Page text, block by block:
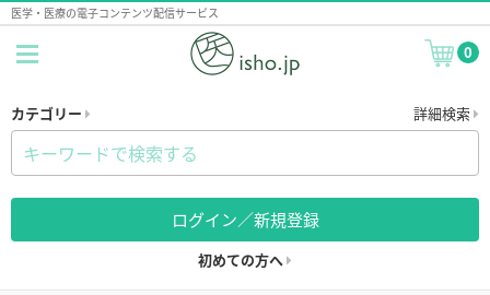
医学・医療の電子コンテンツ配信サービス
0
カテゴリー 詳細検索
ログイン／新規登録
初めての方へ